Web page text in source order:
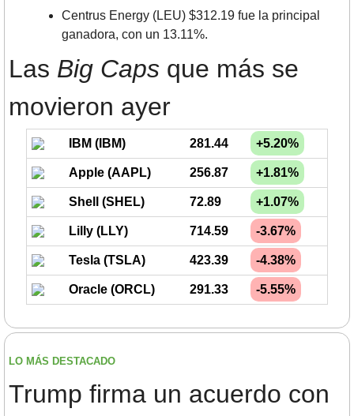
Centrus Energy (LEU) $312.19 fue la principal
ganadora, con un 13.11%.
Las Big Caps que más se
movieron ayer
IBM (IBM) 281.44 +5.20%
Apple (AAPL) 256.87 +1.81%
Shell (SHEL) 72.89 +1.07%
Lilly (LLY) 714.59 -3.67%
Tesla (TSLA) 423.39 -4.38%
Oracle (ORCL) 291.33 -5.55%
LO MÁS DESTACADO
Trump firma un acuerdo con